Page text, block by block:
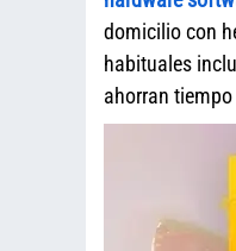
domicilio con
habituales
ahorran